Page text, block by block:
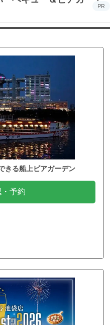
PR
きる船上ビアガーデン
予約